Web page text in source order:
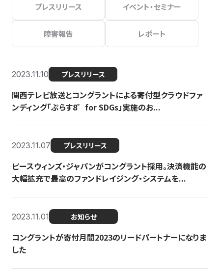
プレスリリース イベント・セミナー
障害報告 レポート
2023.11.10 プレスリリース
関西テレビ放送とコングラントによる寄付型クラウドファ
ンディング「ぷらす8゛for SDGs」実施のお...
2023.11.07 プレスリリース
ピースウィンズ・ジャパンがコングラント採用。決済機能の
大幅拡充で最高のファンドレイジング・システムを...
2023.11.01 お知らせ
コングラントが寄付月間2023のリードパートナーになりま
した